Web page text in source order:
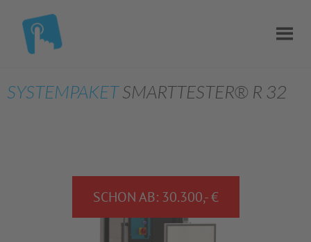
SYSTEMPAKETSMARTTESTER® R 32
SCHON AB: 30.300,- €